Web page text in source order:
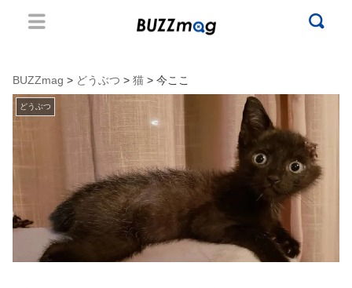
BUZZmag > どうぶつ > 猫 > 今ここ
どうぶつ